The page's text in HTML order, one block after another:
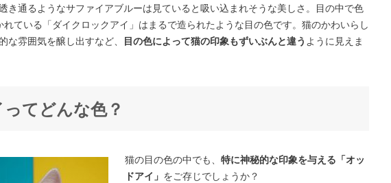
き通るようなサファイアブルーは見ていると吸い込まれそうな美しさ。目の中で色
ている「ダイクロックアイ」はまるで造られたような目の色です。猫のかわいらし
な雰囲気を醸し出すなど、
目の色によって猫の印象もずいぶんと違う ように見えま
てどんな色？
猫の目の色の中でも、 特に神秘的な印象を与える「オッ
ドアイ」 をご存じでしょうか？